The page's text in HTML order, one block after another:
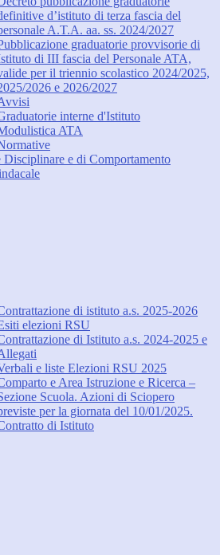
d’istituto di terza fascia del
A.T.A. aa. ss. 2024/2027
graduatorie provvisorie di
di III fascia del Personale ATA,
per il triennio scolastico 2024/2025,
2026 e 2026/2027
interne d'Istituto
ATA
Disciplinare e di Comportamento
di istituto a.s. 2025-2026
elezioni RSU
di Istituto a.s. 2024-2025 e
e liste Elezioni RSU 2025
e Area Istruzione e Ricerca –
Scuola. Azioni di Sciopero
per la giornata del 10/01/2025.
di Istituto